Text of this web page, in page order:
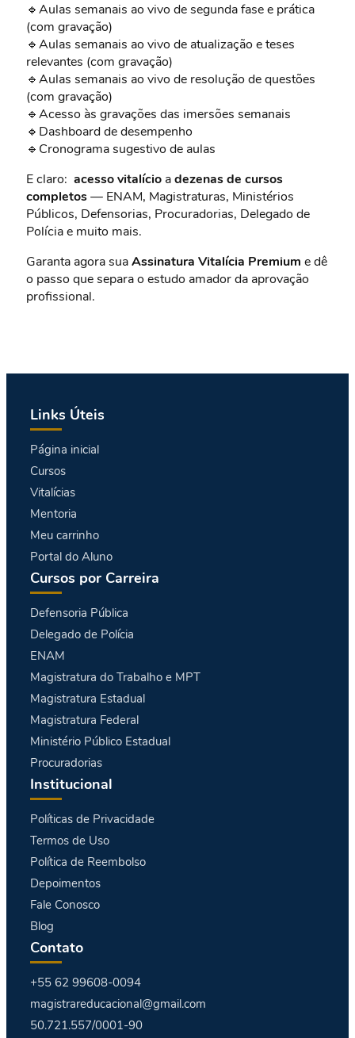
🔹Aulas semanais ao vivo de segunda fase e prática
(com gravação)
🔹Aulas semanais ao vivo de atualização e teses
relevantes (com gravação)
🔹Aulas semanais ao vivo de resolução de questões
(com gravação)
🔹Acesso às gravações das imersões semanais
🔹Dashboard de desempenho
🔹Cronograma sugestivo de aulas
E claro: acesso vitalício adezenas de cursos
completos— ENAM, Magistraturas, Ministérios
Públicos, Defensorias, Procuradorias, Delegado de
Polícia e muito mais.
Garanta agora suaAssinatura Vitalícia Premium e dê
o passo que separa o estudo amador da aprovação
profissional.
Links Úteis
Página inicial
Cursos
Vitalícias
Mentoria
Meu carrinho
Portal do Aluno
Cursos por Carreira
Defensoria Pública
Delegado de Polícia
ENAM
Magistratura do Trabalho e MPT
Magistratura Estadual
Magistratura Federal
Ministério Público Estadual
Procuradorias
Institucional
Políticas de Privacidade
Termos de Uso
Política de Reembolso
Depoimentos
Fale Conosco
Blog
Contato
+55 62 99608-0094
magistrareducacional@gmail.com
50.721.557/0001-90